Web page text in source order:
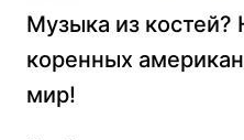
Музыка из костей?
коренных
мир!